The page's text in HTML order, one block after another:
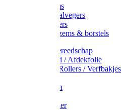
Gootbezems
Kamer-/Zaalvegers
Vloertrekkers
Onkruidbezems & borstels
Schildersgereedschap
Afplakband / Afdekfolie
Kwasten / Rollers / Verfbakjes
Afdekfoliën
Schuurpapier